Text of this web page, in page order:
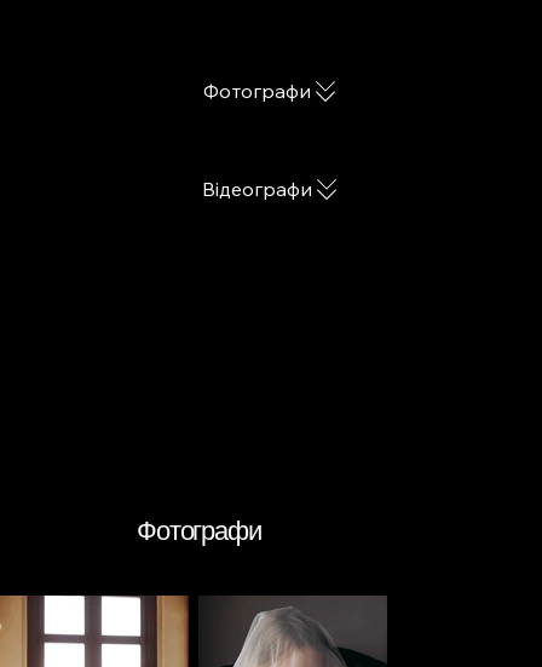
Фотографи
Відеографи
Фотографи